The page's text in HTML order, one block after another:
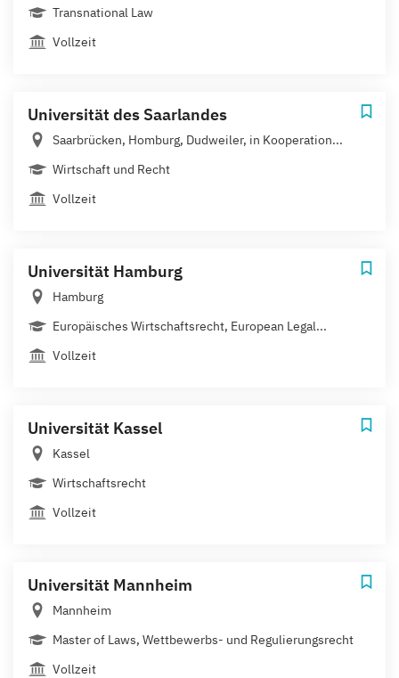
Transnational Law
Vollzeit
Universität des Saarlandes
Saarbrücken, Homburg, Dudweiler, in Kooperation...
Wirtschaft und Recht
Vollzeit
Universität Hamburg
Hamburg
Europäisches Wirtschaftsrecht, European Legal...
Vollzeit
Universität Kassel
Kassel
Wirtschaftsrecht
Vollzeit
Universität Mannheim
Mannheim
Master of Laws, Wettbewerbs- und Regulierungsrecht
Vollzeit